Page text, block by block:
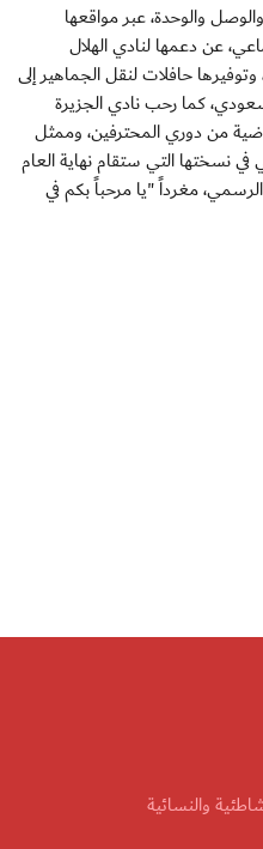
والوحدة، عبر مواقعها
عن دعمها لنادي الهلال
حافلات لنقل الجماهير إلى
كما رحب نادي الجزيرة
من دوري المحترفين، وممثل
في نسختها التي ستقام نهاية العام
مغرداً "يا مرحباً بكم في
والنسائية